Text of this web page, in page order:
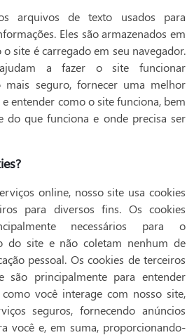
arquivos de texto usados ​​para
Eles são armazenados em
site é carregado em seu navegador.
a fazer o site funcionar
mais seguro, fornecer uma melhor
entender como o site funciona, bem
do que funciona e onde precisa ser
online, nosso site usa cookies
para diversos fins. Os cookies
necessários para o
do site e não coletam nenhum de
pessoal. Os cookies de terceiros
são principalmente para entender
você interage com nosso site,
seguros, fornecendo anúncios
você e, em suma, proporcionando-